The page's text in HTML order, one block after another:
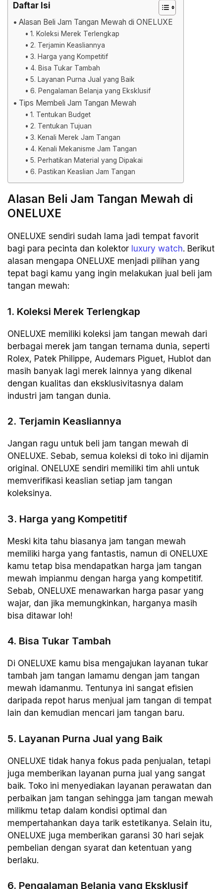
Daftar Isi
Alasan Beli Jam Tangan Mewah di ONELUXE
1. Koleksi Merek Terlengkap
2. Terjamin Keasliannya
3. Harga yang Kompetitif
4. Bisa Tukar Tambah
5. Layanan Purna Jual yang Baik
6. Pengalaman Belanja yang Eksklusif
Tips Membeli Jam Tangan Mewah
1. Tentukan Budget
2. Tentukan Tujuan
3. Kenali Merek Jam Tangan
4. Kenali Mekanisme Jam Tangan
5. Perhatikan Material yang Dipakai
6. Pastikan Keaslian Jam Tangan
Alasan Beli Jam Tangan Mewah di
ONELUXE
ONELUXE sendiri sudah lama jadi tempat favorit
bagi para pecinta dan kolektor luxury watch. Berikut
alasan mengapa ONELUXE menjadi pilihan yang
tepat bagi kamu yang ingin melakukan jual beli jam
tangan mewah:
1. Koleksi Merek Terlengkap
ONELUXE memiliki koleksi jam tangan mewah dari
berbagai merek jam tangan ternama dunia, seperti
Rolex, Patek Philippe, Audemars Piguet, Hublot dan
masih banyak lagi merek lainnya yang dikenal
dengan kualitas dan eksklusivitasnya dalam
industri jam tangan dunia.
2. Terjamin Keasliannya
Jangan ragu untuk beli jam tangan mewah di
ONELUXE. Sebab, semua koleksi di toko ini dijamin
original. ONELUXE sendiri memiliki tim ahli untuk
memverifikasi keaslian setiap jam tangan
koleksinya.
3. Harga yang Kompetitif
Meski kita tahu biasanya jam tangan mewah
memiliki harga yang fantastis, namun di ONELUXE
kamu tetap bisa mendapatkan harga jam tangan
mewah impianmu dengan harga yang kompetitif.
Sebab, ONELUXE menawarkan harga pasar yang
wajar, dan jika memungkinkan, harganya masih
bisa ditawar loh!
4. Bisa Tukar Tambah
Di ONELUXE kamu bisa mengajukan layanan tukar
tambah jam tangan lamamu dengan jam tangan
mewah idamanmu. Tentunya ini sangat efisien
daripada repot harus menjual jam tangan di tempat
lain dan kemudian mencari jam tangan baru.
5. Layanan Purna Jual yang Baik
ONELUXE tidak hanya fokus pada penjualan, tetapi
juga memberikan layanan purna jual yang sangat
baik. Toko ini menyediakan layanan perawatan dan
perbaikan jam tangan sehingga jam tangan mewah
milikmu tetap dalam kondisi optimal dan
mempertahankan daya tarik estetikanya. Selain itu,
ONELUXE juga memberikan garansi 30 hari sejak
pembelian dengan syarat dan ketentuan yang
berlaku.
6. Pengalaman Belanja yang Eksklusif